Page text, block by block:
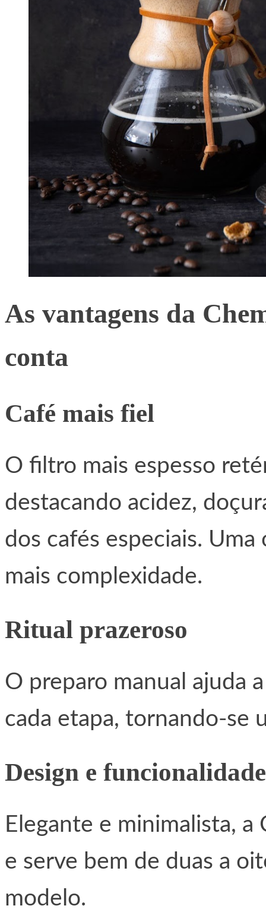
As vantagens da
conta
Café mais fiel
O filtro mais espesso
destacando acidez,
dos cafés especiais.
mais complexidade.
Ritual prazeroso
O preparo manual ajuda
cada etapa, tornando-se
Design e funcionalidade
Elegante e minimalista,
e serve bem de duas a
modelo.